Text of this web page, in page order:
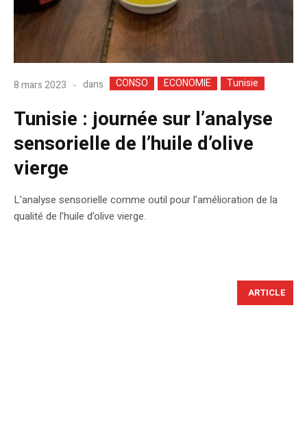
8 mars 2023 dans CONSO ECONOMIE Tunisie
Tunisie : journée sur l’analyse
sensorielle de l’huile d’olive
vierge
L’analyse sensorielle comme outil pour l’amélioration de la
qualité de l’huile d’olive vierge.
ARTICLE